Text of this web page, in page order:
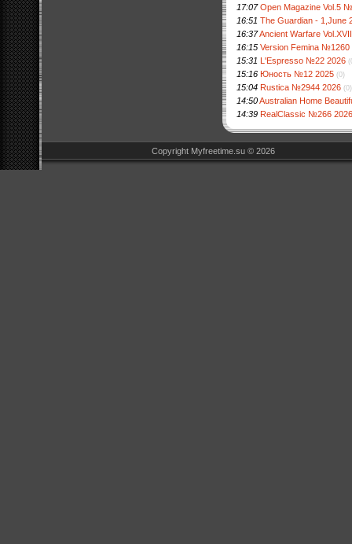
17:07 Open Magazine Vol.5
16:51 The Guardian - 1,June
16:37Ancient Warfare
16:15 Version Femina №1260
15:31 L'Espresso №22 2026
15:16 Юность №12 2025 (0)
15:04 Rustica №2944 2026 (0)
14:50Australian Home
14:39 RealClassic №266 2026
Copyright Myfreetime.su © 2026